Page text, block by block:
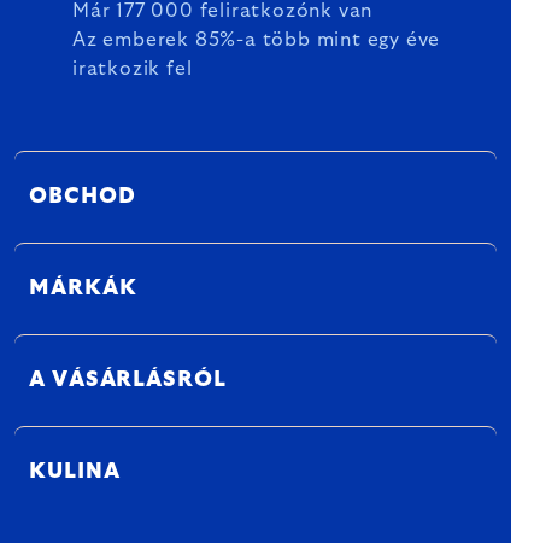
Már 177 000 feliratkozónk van
Az emberek 85%-a több mint egy éve
iratkozik fel
OBCHOD
MÁRKÁK
A VÁSÁRLÁSRÓL
KULINA